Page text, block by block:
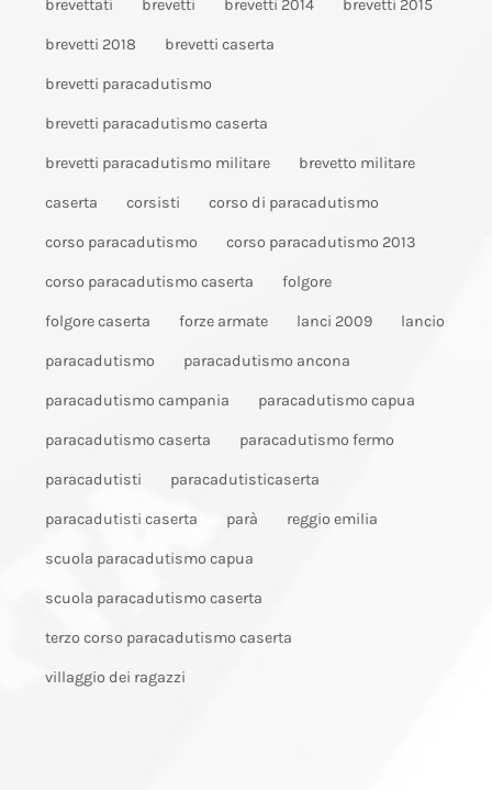
brevettati brevetti brevetti 2014 brevetti 2015
brevetti 2018 brevetti caserta
brevetti paracadutismo
brevetti paracadutismo caserta
brevetti paracadutismo militare brevetto militare
caserta corsisti corso di paracadutismo
corso paracadutismo corso paracadutismo 2013
corso paracadutismo caserta folgore
folgore caserta forze armate lanci 2009 lancio
paracadutismo paracadutismo ancona
paracadutismo campania paracadutismo capua
paracadutismo caserta paracadutismo fermo
paracadutisti paracadutisticaserta
paracadutisti caserta parà reggio emilia
scuola paracadutismo capua
scuola paracadutismo caserta
terzo corso paracadutismo caserta
villaggio dei ragazzi